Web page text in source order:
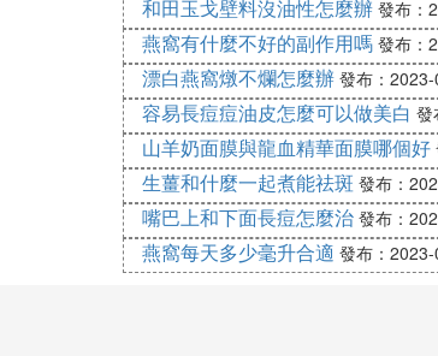
通過以上內容，我們可以知道泰
話，建議認真商標，辨別真假，
㈣ 買了一瓶泰國的蝸牛霜
snailwhite蝸牛霜是按壓設計，
施妮薇青春修護面霜
1、功效：為肌膚注入鮮活水潤
2、使猜備用方法：早晚使用在
和田玉戈壁料沒油性怎麼辦 發布：
燕窩有什麼不好的副作用嗎 發布：
漂白燕窩燉不爛怎麼辦 發布：
容易長痘痘油皮怎麼可以做美白 發
山羊奶面膜與龍血精華面膜哪個好
生薑和什麼一起煮能祛斑 發布：
嘴巴上和下面長痘怎麼治 發布：
燕窩每天多少毫升合適 發布：